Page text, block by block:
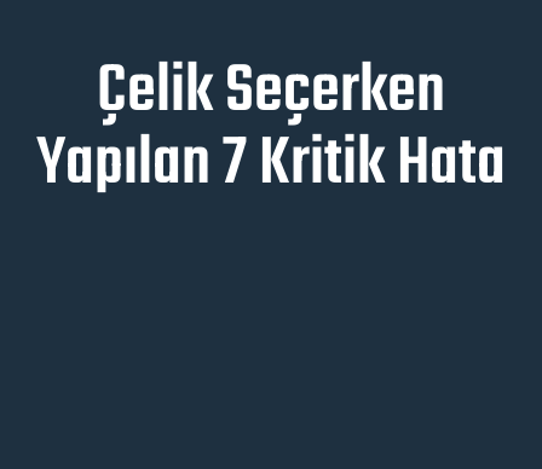
Çelik Seçerken
Yapılan 7 Kritik Hata